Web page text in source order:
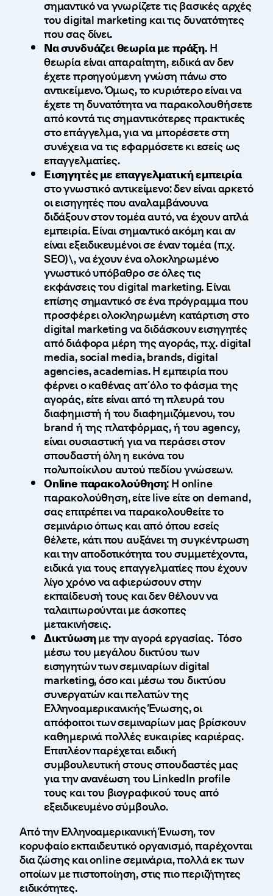
σημαντικό να γνωρίζετε τις βασικές αρχές
του digital marketing και τις δυνατότητες
που σας δίνει.
Να συνδυάζει θεωρία με πράξη. Η
θεωρία είναι απαραίτητη, ειδικά αν δεν
έχετε προηγούμενη γνώση πάνω στο
αντικείμενο. Όμως, το κυριότερο είναι να
έχετε τη δυνατότητα να παρακολουθήσετε
από κοντά τις σημαντικότερες πρακτικές
στο επάγγελμα, για να μπορέσετε στη
συνέχεια να τις εφαρμόσετε κι εσείς ως
επαγγελματίες.
Εισηγητές με επαγγελματική εμπειρία
στο γνωστικό αντικείμενο: δεν είναι αρκετό
οι εισηγητές που αναλαμβάνουνα
διδάξουν στον τομέα αυτό, να έχουν απλά
εμπειρία. Είναι σημαντικό ακόμη και αν
είναι εξειδικευμένοι σε έναν τομέα (π.χ.
SEO)\, να έχουν ένα ολοκληρωμένο
γνωστικό υπόβαθρο σε όλες τις
εκφάνσεις του digital marketing. Είναι
επίσης σημαντικό σε ένα πρόγραμμα που
προσφέρει ολοκληρωμένη κατάρτιση στο
digital marketing να διδάσκουν εισηγητές
από διάφορα μέρη της αγοράς, π.χ. digital
media, social media, brands, digital
agencies, academias. Η εμπειρία που
φέρνει ο καθένας απ΄όλο το φάσμα της
αγοράς, είτε είναι από τη πλευρά του
διαφημιστή ή του διαφημιζόμενου, του
brand ή της πλατφόρμας, ή του agency,
είναι ουσιαστική για να περάσει στον
σπουδαστή όλη η εικόνα του
πολυποίκιλου αυτού πεδίου γνώσεων.
Online παρακολούθηση: Η online
παρακολούθηση, είτε live είτε on demand,
σας επιτρέπει να παρακολουθείτε το
σεμινάριο όπως και από όπου εσείς
θέλετε, κάτι που αυξάνει τη συγκέντρωση
και την αποδοτικότητα του συμμετέχοντα,
ειδικά για τους επαγγελματίες που έχουν
λίγο χρόνο να αφιερώσουν στην
εκπαίδευσή τους και δεν θέλουν να
ταλαιπωρούνται με άσκοπες
μετακινήσεις.
Δικτύωσημε την αγορά εργασίας. Τόσο
μέσω του μεγάλου δικτύου των
εισηγητών των σεμιναρίων digital
marketing, όσο και μέσω του δικτύου
συνεργατών και πελατών της
Ελληνοαμερικανικής Ένωσης, οι
απόφοιτοι των σεμιναρίων μας βρίσκουν
καθημερινά πολλές ευκαιρίες καριέρας.
Επιπλέον παρέχεται ειδική
συμβουλευτική στους σπουδαστές μας
για την ανανέωση του LinkedIn profile
τους και του βιογραφικού τους από
εξειδικευμένο σύμβουλο.
Από την Ελληνοαμερικανική Ένωση, τον
κορυφαίο εκπαιδευτικό οργανισμό, παρέχονται
δια ζώσης και online σεμινάρια, πολλά εκ των
οποίων με πιστοποίηση, στις πιο περιζήτητες
ειδικότητες.